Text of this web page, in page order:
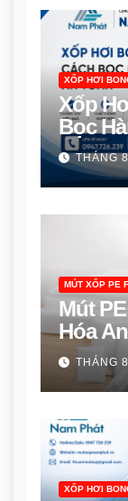
XỐP HƠI
Xốp
Bọc
THÁNG
MÚT XỐP PE
Mút
Hóa
PhíTHÁNG
XỐP HƠI